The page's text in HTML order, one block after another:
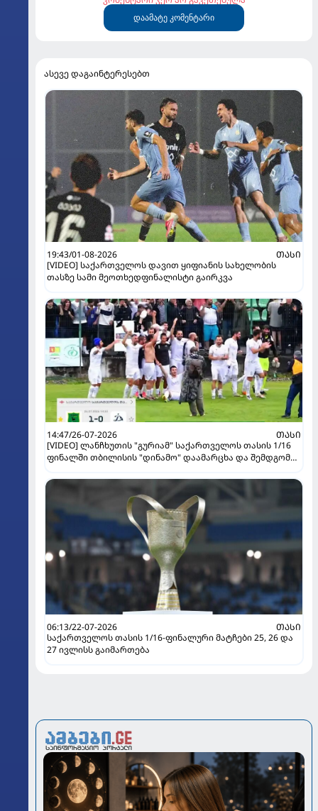
დაამატე კომენტარი
ასევე დაგაინტერესებთ
19:43/01-08-2026
ᲗᲐᲡᲘ
[VIDEO] საქართველოს დავით ყიფიანის სახელობის
თასზე სამი მეოთხედფინალისტი გაირკვა
14:47/26-07-2026
ᲗᲐᲡᲘ
[VIDEO] ლანჩხუთის "გურიამ" საქართველოს თასის 1/16
ფინალში თბილისის "დინამო" დაამარცხა და შემდგომ
06:13/22-07-2026
ᲗᲐᲡᲘ
საქართველოს თასის 1/16-ფინალური მატჩები 25, 26 და
27 ივლისს გაიმართება